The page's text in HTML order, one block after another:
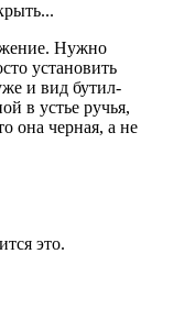
Нужно
установить
и вид бутил-
в устье ручья,
она черная, а не
это.